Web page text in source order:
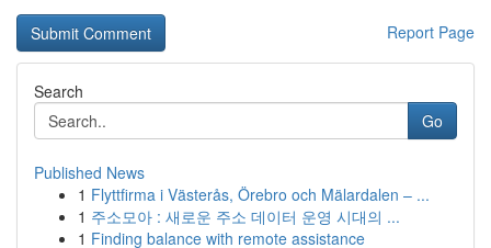
Report Page
Search
Go
Published News
1 Flyttfirma i Västerås, Örebro och Mälardalen – ...
1 주소모아 : 새로운 주소 데이터 운영 시대의 ...
1 Finding balance with remote assistance